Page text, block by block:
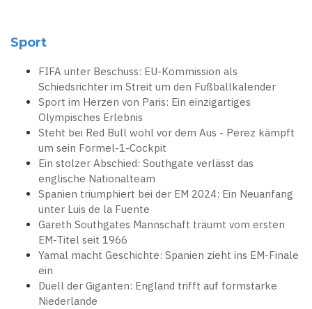
Sport
FIFA unter Beschuss: EU-Kommission als
Schiedsrichter im Streit um den Fußballkalender
Sport im Herzen von Paris: Ein einzigartiges
Olympisches Erlebnis
Steht bei Red Bull wohl vor dem Aus - Perez kämpft
um sein Formel-1-Cockpit
Ein stolzer Abschied: Southgate verlässt das
englische Nationalteam
Spanien triumphiert bei der EM 2024: Ein Neuanfang
unter Luis de la Fuente
Gareth Southgates Mannschaft träumt vom ersten
EM-Titel seit 1966
Yamal macht Geschichte: Spanien zieht ins EM-Finale
ein
Duell der Giganten: England trifft auf formstarke
Niederlande